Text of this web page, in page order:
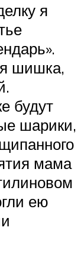
я
шишка,
будут
шарики,
мама
ею